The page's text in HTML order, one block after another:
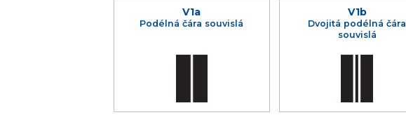
V1a
Podélná čára souvislá
V1b
Dvojitá podélná čára
souvislá